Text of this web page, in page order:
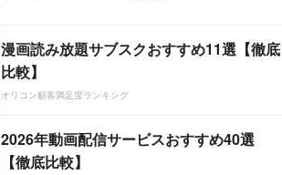
漫画読み放題サブスクおすすめ11選【徹底
比較】
オリコン顧客満足度ランキング
2026年動画配信サービスおすすめ40選
【徹底比較】